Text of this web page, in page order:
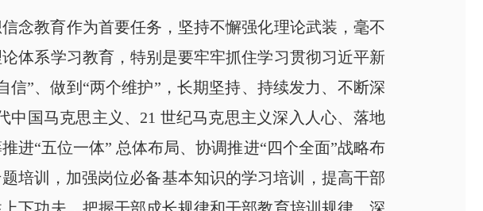
念教育作为首要任务，坚持不懈强化理论武装，毫不
体系学习教育，特别是要牢牢抓住学习贯彻习近平新
信”、做到“两个维护”，长期坚持、持续发力、不断深
国马克思主义、21 世纪马克思主义深入人心、落地
进“五位一体” 总体布局、协调推进“四个全面”战略布
培训，加强岗位必备基本知识的学习培训，提高干部